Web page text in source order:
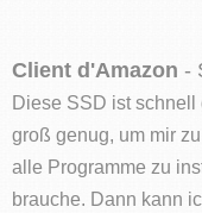
Client d'Amazon -
Diese SSD ist
groß genug, um mir
alle Programme zu
brauche. Dann kann